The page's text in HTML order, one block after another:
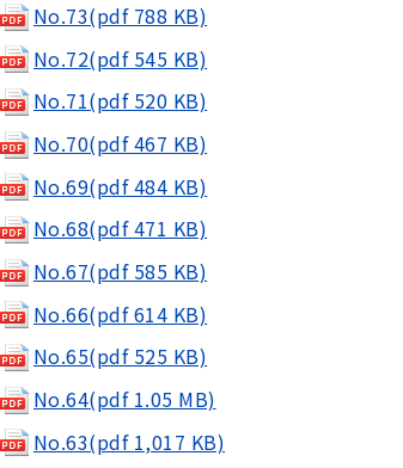
No.73(pdf 788 KB)
No.72(pdf 545 KB)
No.71(pdf 520 KB)
No.70(pdf 467 KB)
No.69(pdf 484 KB)
No.68(pdf 471 KB)
No.67(pdf 585 KB)
No.66(pdf 614 KB)
No.65(pdf 525 KB)
No.64(pdf 1.05 MB)
No.63(pdf 1,017 KB)